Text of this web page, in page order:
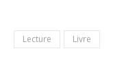
raison, mais ce n'est
Lecture Livre